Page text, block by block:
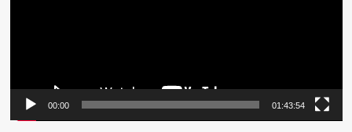
00:00 01:43:54